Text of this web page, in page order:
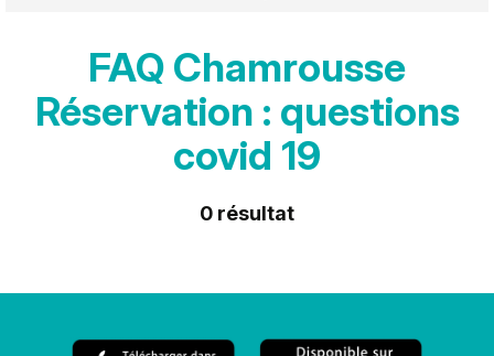
FAQ Chamrousse
Réservation : questions
covid 19
0 résultat